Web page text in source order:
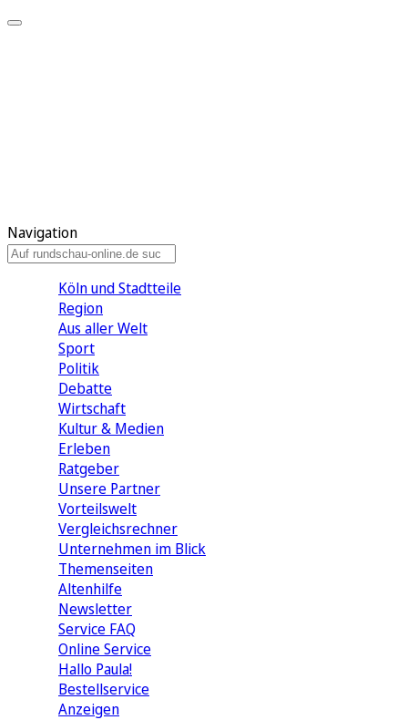
Navigation
Köln und Stadtteile
Region
Aus aller Welt
Sport
Politik
Debatte
Wirtschaft
Kultur & Medien
Erleben
Ratgeber
Unsere Partner
Vorteilswelt
Vergleichsrechner
Unternehmen im Blick
Themenseiten
Altenhilfe
Newsletter
Service FAQ
Online Service
Hallo Paula!
Bestellservice
Anzeigen